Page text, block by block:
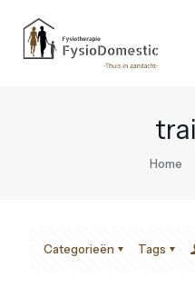
Home
Categorieën Tags